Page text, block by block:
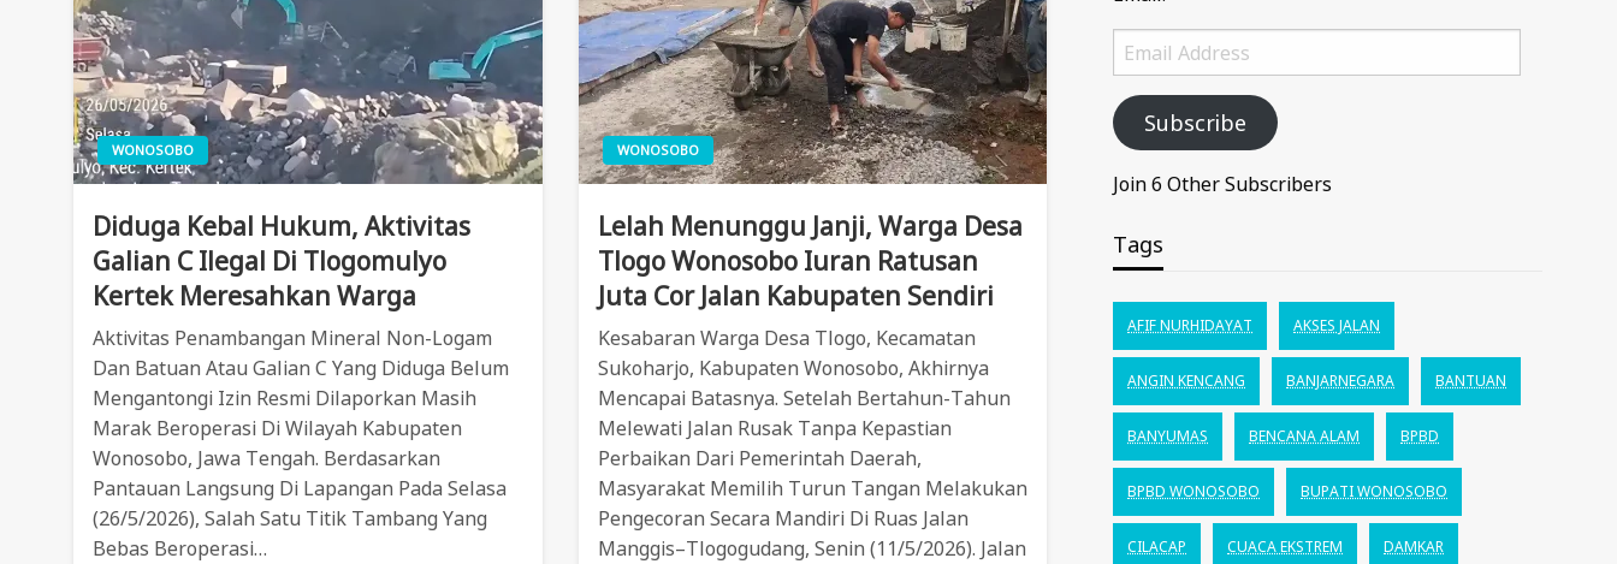
WONOSOBO
Diduga Kebal Hukum, Aktivitas
Galian C Ilegal Di Tlogomulyo
Kertek Meresahkan Warga
Aktivitas Penambangan Mineral Non-Logam
Dan Batuan Atau Galian C Yang Diduga Belum
Mengantongi Izin Resmi Dilaporkan Masih
Marak Beroperasi Di Wilayah Kabupaten
Wonosobo, Jawa Tengah. Berdasarkan
Pantauan Langsung Di Lapangan Pada Selasa
(26/5/2026), Salah Satu Titik Tambang Yang
Bebas Beroperasi…
WONOSOBO
Lelah Menunggu Janji, Warga Desa
Tlogo Wonosobo Iuran Ratusan
Juta Cor Jalan Kabupaten Sendiri
Kesabaran Warga Desa Tlogo, Kecamatan
Sukoharjo, Kabupaten Wonosobo, Akhirnya
Mencapai Batasnya. Setelah Bertahun-Tahun
Melewati Jalan Rusak Tanpa Kepastian
Perbaikan Dari Pemerintah Daerah,
Masyarakat Memilih Turun Tangan Melakukan
Pengecoran Secara Mandiri Di Ruas Jalan
Manggis–Tlogogudang, Senin (11/5/2026). Jalan
Email
Address
Subscribe
Join 6 Other Subscribers
Tags
AFIF NURHIDAYAT AKSES JALAN
ANGIN KENCANG BANJARNEGARA BANTUAN
BANYUMAS BENCANA ALAM BPBD
BPBD WONOSOBO BUPATI WONOSOBO
CILACAP CUACA EKSTREM DAMKAR